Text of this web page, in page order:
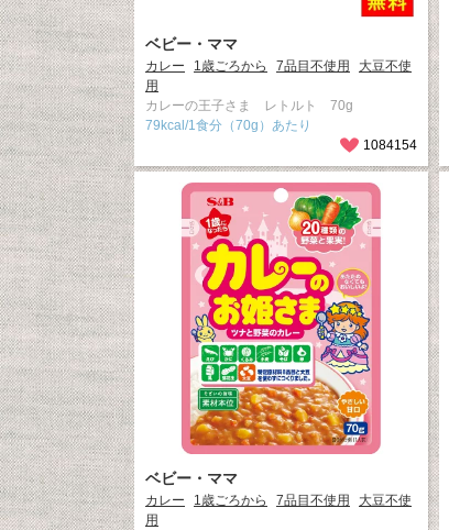
ベビー・ママ
カレー 1歳ごろから 7品目不使用
大豆不使
用
カレーの王子さま レトルト 70g
79kcal/1食分（70g）あたり
1084154
ベビー・ママ
カレー 1歳ごろから 7品目不使用
大豆不使
用